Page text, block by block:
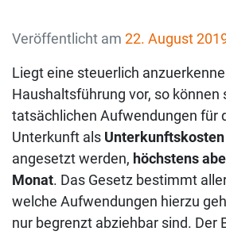
Veröffentlicht am 22. August
Liegt eine steuerlich
Haushaltsführung vor, so können
tatsächlichen Aufwendungen für
Unterkunft als Unterkunftskosten
angesetzt werden, höchstens
Monat. Das Gesetz bestimmt
welche Aufwendungen hierzu
nur begrenzt abziehbar sind. Der